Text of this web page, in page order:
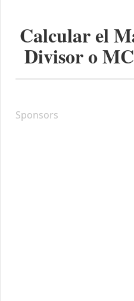
Calcular el
Divisor o
Sponsors